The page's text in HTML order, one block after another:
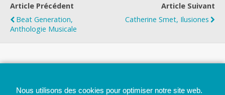
Article Précédent
Beat Generation,
Anthologie Musicale
Article Suivant
Catherine Smet, Ilusiones
Nous utilisons des cookies pour optimiser notre site web.